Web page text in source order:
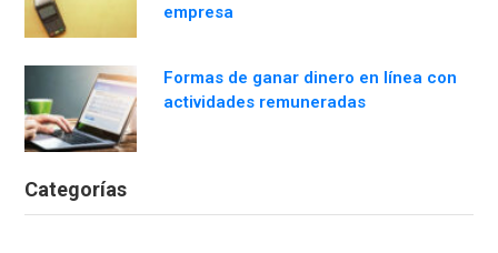
empresa
Formas de ganar dinero en línea con
actividades remuneradas
Categorías